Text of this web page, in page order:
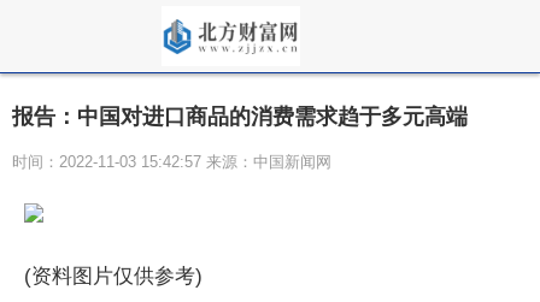
报告：中国对进口商品的消费需求趋于多元高端
时间：2022-11-03 15:42:57 来源：中国新闻网
(资料图片仅供参考)